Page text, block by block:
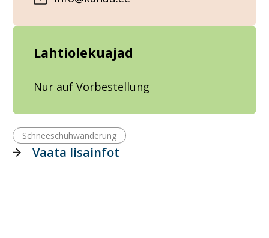
Lahtiolekuajad
Nur auf Vorbestellung
Schneeschuhwanderung
Vaata lisainfot